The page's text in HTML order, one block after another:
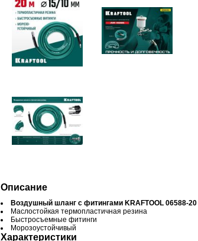
Описание
Воздушный шланг с фитингами KRAFTOOL 06588-20
Маслостойкая термопластичная резина
Быстросъемные фитинги
Морозоустойчивый
Характеристики